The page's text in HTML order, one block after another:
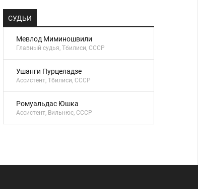
СУДЬИ
Мевлод Миминошвили
Главный судья, Тбилиси, СССР
Ушанги Пурцеладзе
Ассистент, Тбилиси, СССР
Ромуальдас Юшка
Ассистент, Вильнюс, СССР